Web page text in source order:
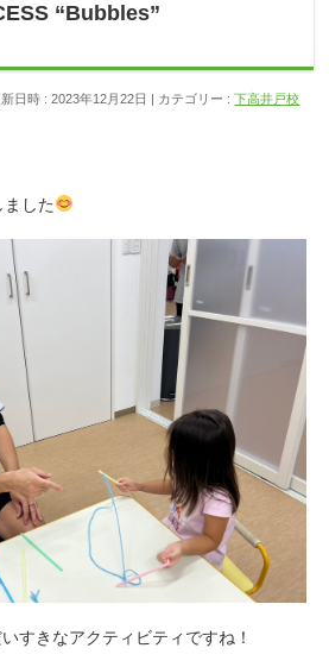
“Bubbles”
日時 : 2023年12月22日 カテゴリー :下高井戸校
した
すきなアクティビティですね！